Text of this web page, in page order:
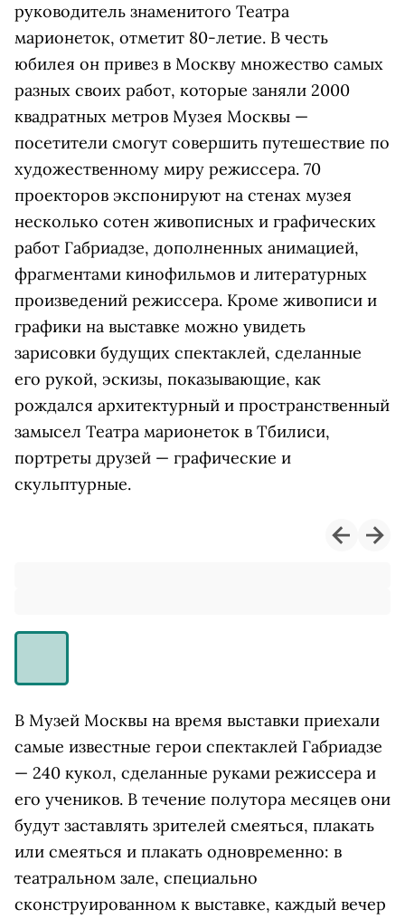
руководитель знаменитого Театра
марионеток, отметит 80-летие. В честь
юбилея он привез в Москву множество самых
разных своих работ, которые заняли 2000
квадратных метров Музея Москвы —
посетители смогут совершить путешествие по
художественному миру режиссера. 70
проекторов экспонируют на стенах музея
несколько сотен живописных и графических
работ Габриадзе, дополненных анимацией,
фрагментами кинофильмов и литературных
произведений режиссера. Кроме живописи и
графики на выставке можно увидеть
зарисовки будущих спектаклей, сделанные
его рукой, эскизы, показывающие, как
рождался архитектурный и пространственный
замысел Театра марионеток в Тбилиси,
портреты друзей — графические и
скульптурные.
В Музей Москвы на время выставки приехали
самые известные герои спектаклей Габриадзе
— 240 кукол, сделанные руками режиссера и
его учеников. В течение полутора месяцев они
будут заставлять зрителей смеяться, плакать
или смеяться и плакать одновременно: в
театральном зале, специально
сконструированном к выставке, каждый вечер